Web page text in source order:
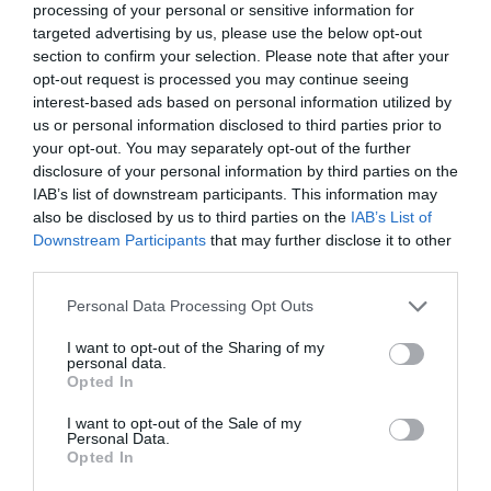
processing of your personal or sensitive information for
targeted advertising by us, please use the below opt-out
section to confirm your selection. Please note that after your
opt-out request is processed you may continue seeing
interest-based ads based on personal information utilized by
us or personal information disclosed to third parties prior to
your opt-out. You may separately opt-out of the further
disclosure of your personal information by third parties on the
IAB’s list of downstream participants. This information may
also be disclosed by us to third parties on the IAB’s List of
Downstream Participants that may further disclose it to other
Personal Data Processing Opt Outs
I want to opt-out of the Sharing of my
personal data.
Opted In
I want to opt-out of the Sale of my
Personal Data.
Opted In